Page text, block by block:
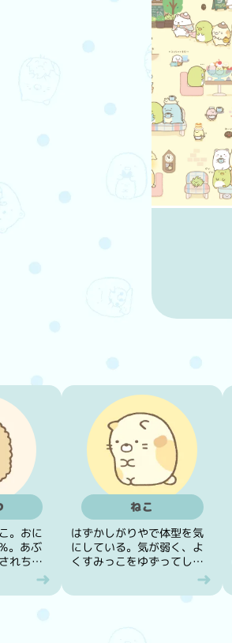
。おに
。あぶ
れちゃ
ねこ
はずかしがりやで体型を気
にしている。気が弱く、よ
くすみっこをゆずってしま